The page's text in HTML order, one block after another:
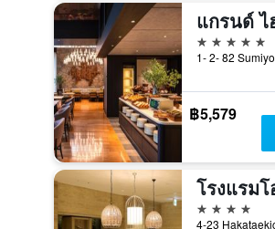
5 ดาว
฿5,579
4 ดาว